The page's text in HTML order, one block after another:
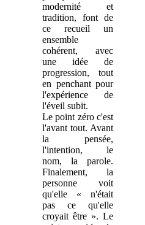
modernité et
tradition, font de
ce recueil un
ensemble
cohérent, avec
une idée de
progression, tout
en penchant pour
l'expérience de
l'éveil subit.
Le point zéro c'est
l'avant tout. Avant
la pensée,
l'intention, le
nom, la parole.
Finalement, la
personne voit
qu'elle « n'était
pas ce qu'elle
croyait être ». Le